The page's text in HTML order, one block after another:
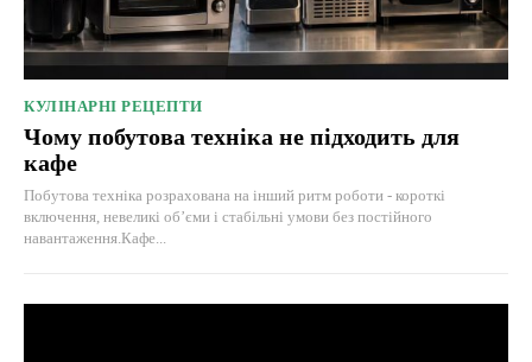
КУЛІНАРНІ РЕЦЕПТИ
Чому побутова техніка не підходить для
кафе
Побутова техніка розрахована на інший ритм роботи - короткі
включення, невеликі об’єми і стабільні умови без постійного
навантаження.Кафе...